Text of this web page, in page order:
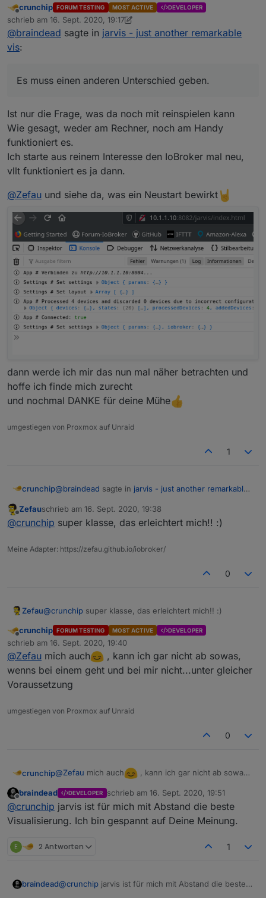
Meine Konfiguration sieht auch genauso aus wie
Deine auf den Screenshots. Es muss einen anderen
Unterschied geben.
Offline
crunchip FORUM TESTING MOST ACTIVE DEVELOPER
schrieb am 16. Sept. 2020, 19:17
zuletzt editiert von crunchip
@braindead sagte in jarvis - just another remarkable
vis:
Es muss einen anderen Unterschied geben.
Ist nur die Frage, was da noch mit reinspielen kann
Wie gesagt, weder am Rechner, noch am Handy
funktioniert es.
Ich starte aus reinem Interesse den IoBroker mal neu,
vllt funktioniert es ja dann.
@Zefau und siehe da, was ein Neustart bewirkt
dann werde ich mir das nun mal näher betrachten und
hoffe ich finde mich zurecht
und nochmal DANKE für deine Mühe
umgestiegen von Proxmox auf Unraid
1
crunchip@braindead sagte in jarvis - just another remarkable
Es muss einen anderen Unterschied geben.
Ist nur die Frage, was da noch mit reinspielen kann
und siehe da, was ein Neustart bewirkt
und hoffe ich finde mich zurecht
Zefauschrieb am 16. Sept. 2020, 19:38
zuletzt editiert von
@crunchip super klasse, das erleichtert mich!! :)
Meine Adapter: https://zefau.github.io/iobroker/
0
Zefau@crunchip super klasse, das erleichtert mich!! :)
Offline
crunchip FORUM TESTING MOST ACTIVE DEVELOPER
schrieb am 16. Sept. 2020, 19:40
zuletzt editiert von
@Zefau mich auch
, kann ich gar nicht ab sowas,
wenns bei einem geht und bei mir nicht...unter gleicher
Voraussetzung
umgestiegen von Proxmox auf Unraid
0
crunchip@Zefau mich auch
, kann ich gar nicht ab sowas,
gleicher Voraussetzung
braindead DEVELOPER schrieb am 16. Sept. 2020, 19:51
zuletzt editiert von
@crunchip jarvis ist für mich mit Abstand die beste
Visualisierung. Ich bin gespannt auf Deine Meinung.
E 2 Antworten 1
braindead@crunchip jarvis ist für mich mit Abstand die beste